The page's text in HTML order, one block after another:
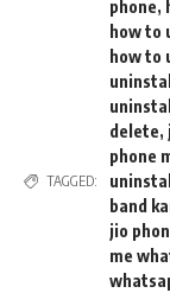
TAGGED:
phone,
how to
how to
delete,
phone
band
jio
me